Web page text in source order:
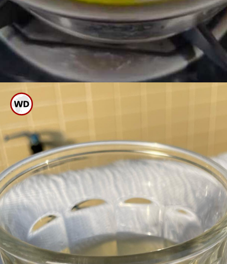
ಮೊದಲು ಒಂದು ಪಾತ್ರೆಯಲ್ಲಿ ಹದ ಬಿಸಿ
ನೀರು, ಒಂದು ಸ್ಪೂನ್ ಬೇಕಿಂಗ್
ಸೋಡಾ ಹಾಕಿ